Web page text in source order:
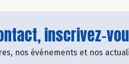
inscrivez-
nos événements et nos